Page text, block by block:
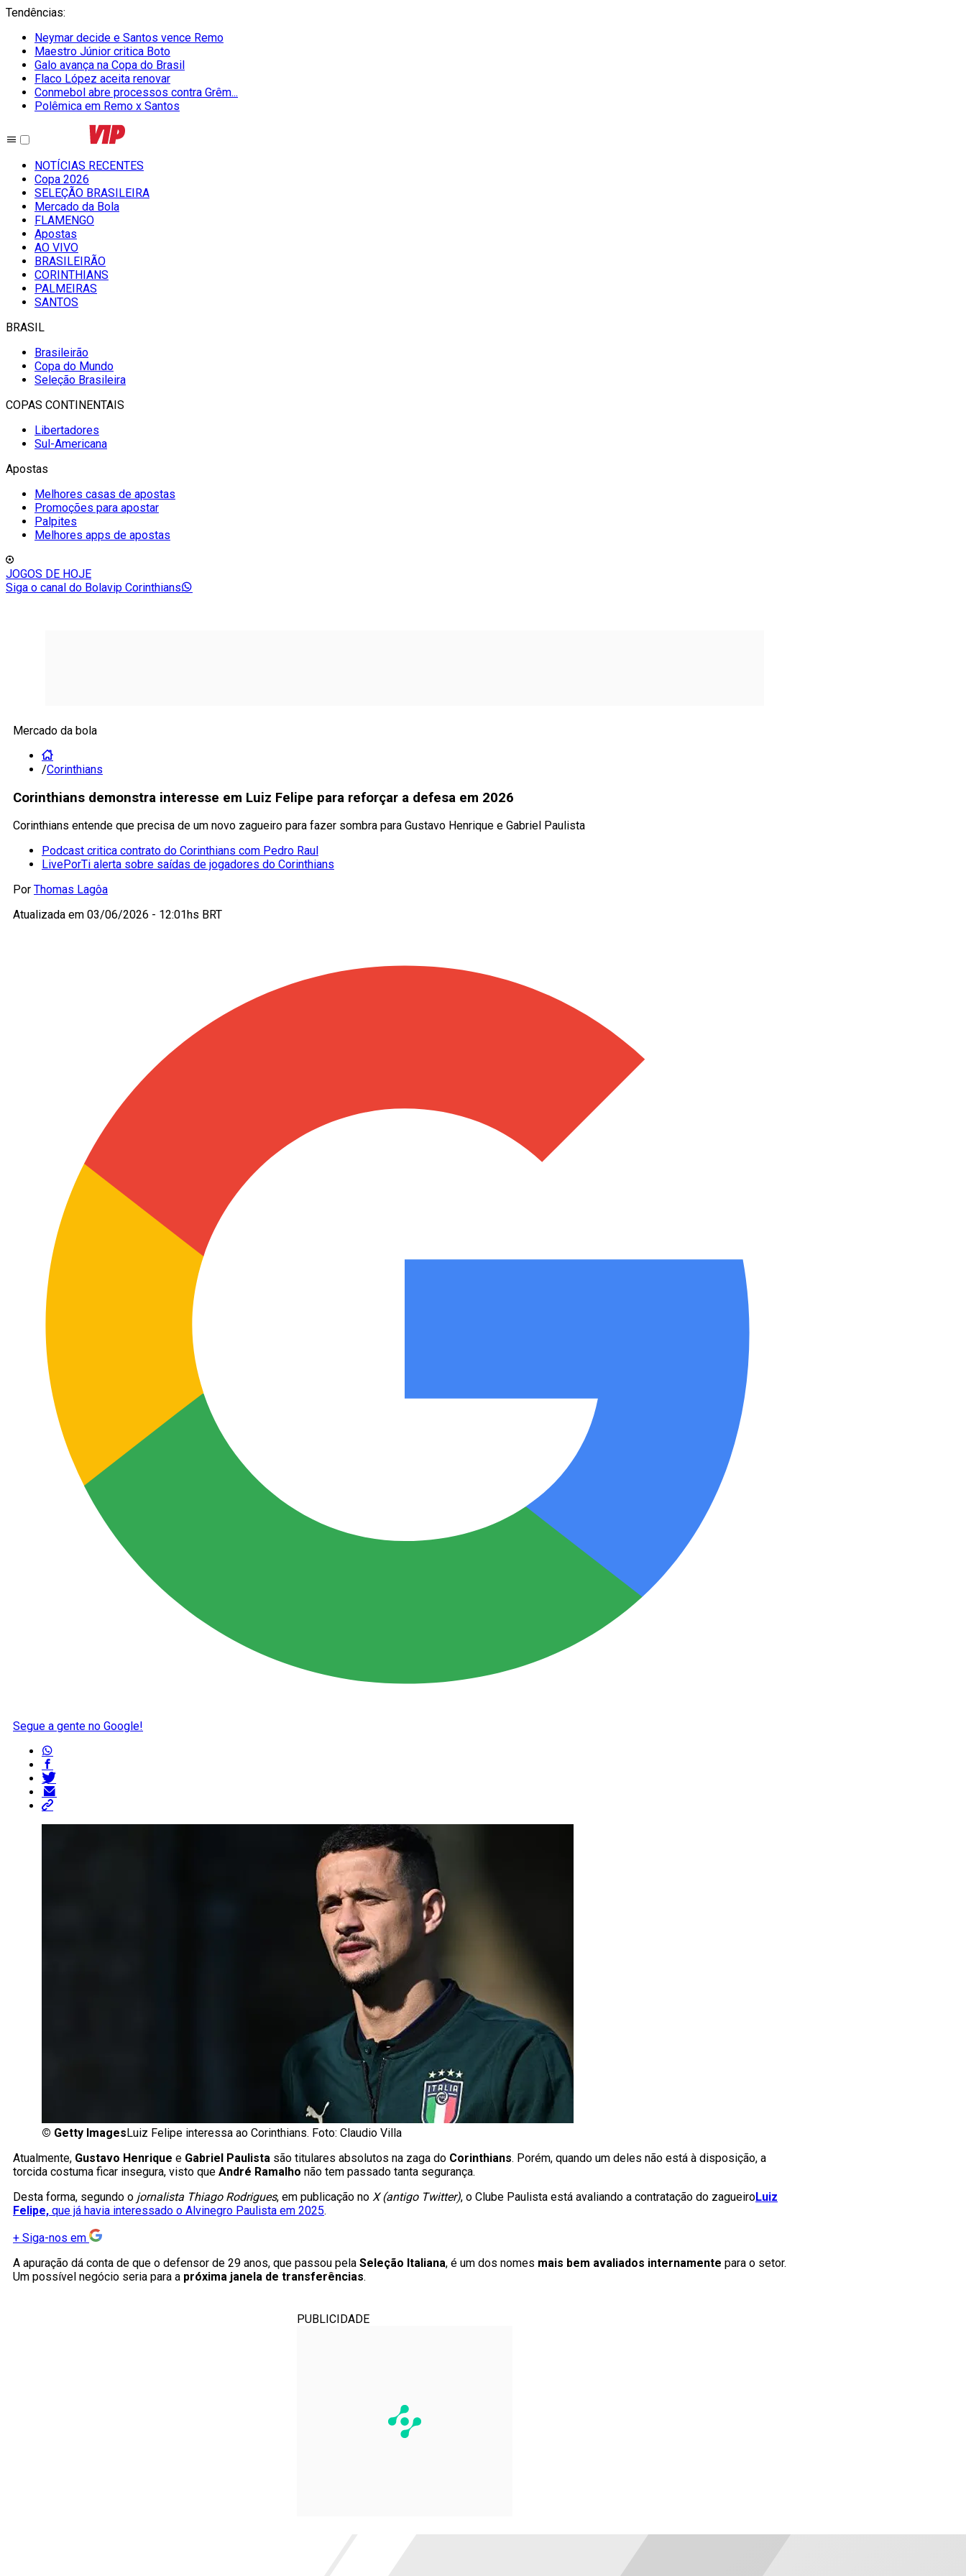
Tendências:
Neymar decide e Santos vence Remo
Maestro Júnior critica Boto
Galo avança na Copa do Brasil
Flaco López aceita renovar
Conmebol abre processos contra Grêm...
Polêmica em Remo x Santos
NOTÍCIAS RECENTES
Copa 2026
SELEÇÃO BRASILEIRA
Mercado da Bola
FLAMENGO
Apostas
AO VIVO
BRASILEIRÃO
CORINTHIANS
PALMEIRAS
SANTOS
BRASIL
Brasileirão
Copa do Mundo
Seleção Brasileira
COPAS CONTINENTAIS
Libertadores
Sul-Americana
Apostas
Melhores casas de apostas
Promoções para apostar
Palpites
Melhores apps de apostas
JOGOS DE HOJE
Siga o canal do Bolavip Corinthians
Mercado da bola
/Corinthians
Corinthians demonstra interesse em Luiz Felipe para reforçar a defesa em 2026
Corinthians entende que precisa de um novo zagueiro para fazer sombra para Gustavo Henrique e Gabriel Paulista
Podcast critica contrato do Corinthians com Pedro Raul
LivePorTi alerta sobre saídas de jogadores do Corinthians
Por Thomas Lagôa
Atualizada em 03/06/2026 - 12:01hs BRT
Segue a gente no Google!
© Getty Images Luiz Felipe interessa ao Corinthians. Foto: Claudio Villa
Atualmente, Gustavo Henrique e Gabriel Paulista são titulares absolutos na zaga do Corinthians. Porém, quando um deles não está à disposição, a
torcida costuma ficar insegura, visto que André Ramalho não tem passado tanta segurança.
Desta forma, segundo o jornalista Thiago Rodrigues, em publicação no X (antigo Twitter), o Clube Paulista está avaliando a contratação do zagueiroLuiz
Felipe, que já havia interessado o Alvinegro Paulista em 2025.
+ Siga-nos em
A apuração dá conta de que o defensor de 29 anos, que passou pela Seleção Italiana, é um dos nomes mais bem avaliados internamente para o setor.
Um possível negócio seria para a próxima janela de transferências.
PUBLICIDADE